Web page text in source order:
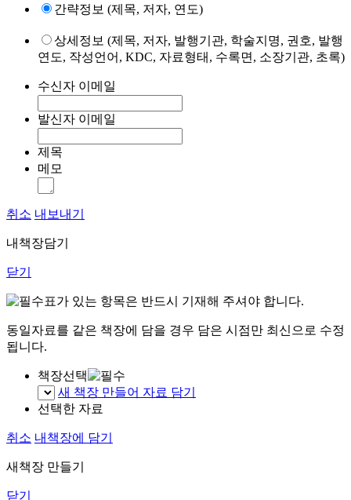
간략정보 (제목, 저자, 연도)
상세정보 (제목, 저자, 발행기관, 학술지명, 권호, 발행
연도, 작성언어, KDC, 자료형태, 수록면, 소장기관, 초록)
수신자 이메일
발신자 이메일
제목
메모
취소 내보내기
내책장담기
닫기
표가 있는 항목은 반드시 기재해 주셔야 합니다.
동일자료를 같은 책장에 담을 경우 담은 시점만 최신으로 수정
됩니다.
책장선택
새 책장 만들어 자료 담기
선택한 자료
취소 내책장에 담기
새책장 만들기
닫기